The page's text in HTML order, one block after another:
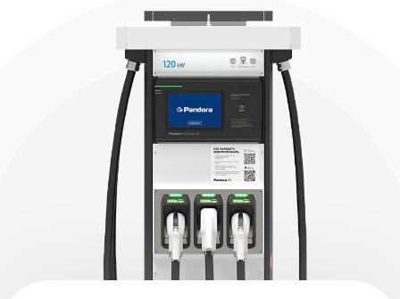
Зарядный
Установлены 2
станции PANDORA
и 1 станция PANDORA
двумя розетками
ЖК «Острова», Калуга
Комплект 10 зарядных станций
Pandora Wall-E AC 22 кВт Home
Edition без кабеля с щитом
балансного регулирования и